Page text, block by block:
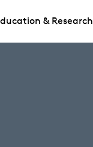
& Research